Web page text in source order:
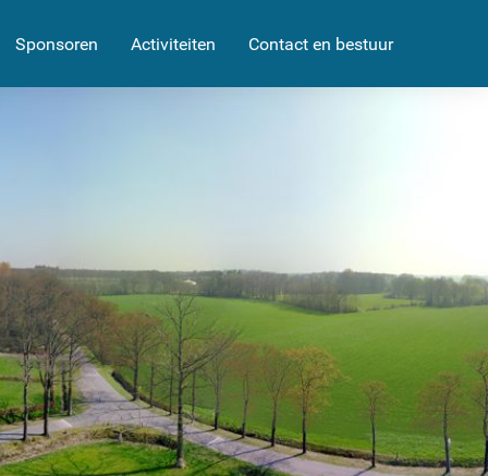
Sponsoren Activiteiten Contact en bestuur